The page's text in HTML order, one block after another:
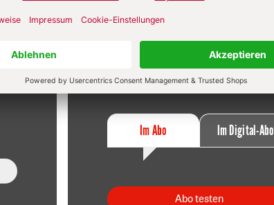
2 Hefte + 2 Hefte digital 0,00 €
120,40 € für 7 Ausgaben pro Halbjahr +
Digitalzugang
inkl. MwSt., zzgl. 9,10 € Versand (D)
Im Abo Im Digital-Abo
Abo testen